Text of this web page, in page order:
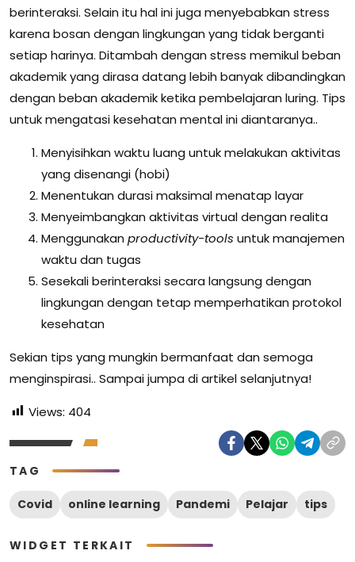
berinteraksi. Selain itu hal ini juga menyebabkan stress
karena bosan dengan lingkungan yang tidak berganti
setiap harinya. Ditambah dengan stress memikul beban
akademik yang dirasa datang lebih banyak dibandingkan
dengan beban akademik ketika pembelajaran luring. Tips
untuk mengatasi kesehatan mental ini diantaranya..
Menyisihkan waktu luang untuk melakukan aktivitas
yang disenangi (hobi)
Menentukan durasi maksimal menatap layar
Menyeimbangkan aktivitas virtual dengan realita
Menggunakan productivity-tools untuk manajemen
waktu dan tugas
Sesekali berinteraksi secara langsung dengan
lingkungan dengan tetap memperhatikan protokol
kesehatan
Sekian tips yang mungkin bermanfaat dan semoga
menginspirasi.. Sampai jumpa di artikel selanjutnya!
Views: 404
TAG
Covid online learning Pandemi Pelajar tips
WIDGET TERKAIT